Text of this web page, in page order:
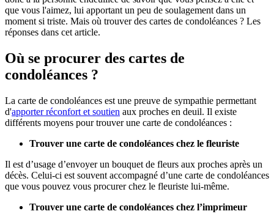
que vous l'aimez, lui apportant un peu de soulagement dans un
moment si triste. Mais où trouver des cartes de condoléances ? Les
réponses dans cet article.
Où se procurer des cartes de
condoléances ?
La carte de condoléances est une preuve de sympathie permettant
d'apporter réconfort et soutien aux proches en deuil. Il existe
différents moyens pour trouver une carte de condoléances :
Trouver une carte de condoléances chez le fleuriste
Il est d’usage d’envoyer un bouquet de fleurs aux proches après un
décès. Celui-ci est souvent accompagné d’une carte de condoléances
que vous pouvez vous procurer chez le fleuriste lui-même.
Trouver une carte de condoléances chez l’imprimeur